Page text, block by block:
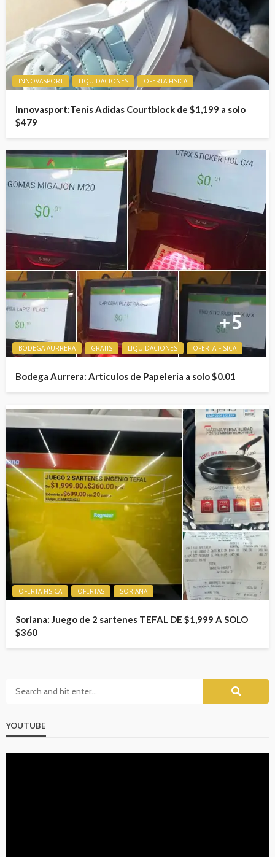
INNOVASPORT LIQUIDACIONES OFERTA FISICA
Innovasport:Tenis Adidas Courtblock de $1,199 a solo
$479
BODEGA AURRERA GRATIS LIQUIDACIONES OFERTA FISICA
Bodega Aurrera: Articulos de Papeleria a solo $0.01
OFERTA FISICA OFERTAS SORIANA
Soriana: Juego de 2 sartenes TEFAL DE $1,999 A SOLO
$360
YOUTUBE